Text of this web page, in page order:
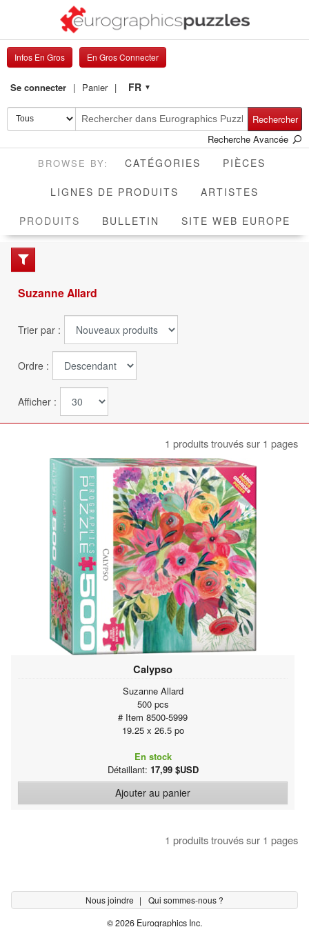
Infos En Gros En Gros Connecter
Se connecter Panier FR ▼
Rechercher
Recherche Avancée
CATÉGORIES PIÈCES
LIGNES DE PRODUITS ARTISTES
PRODUITS ACTIVEBULLETIN SITE WEB EUROPE
Suzanne Allard
Trier par :
Ordre :
Afficher :
1 produits trouvés sur 1 pages
Calypso
Suzanne Allard
500 pcs
# Item 8500-5999
19.25 x 26.5 po
En stock
Détaillant: 17,99 $USD
Ajouter au panier
1 produits trouvés sur 1 pages
Nous joindre Qui sommes-nous ?
© 2026 Eurographics Inc.